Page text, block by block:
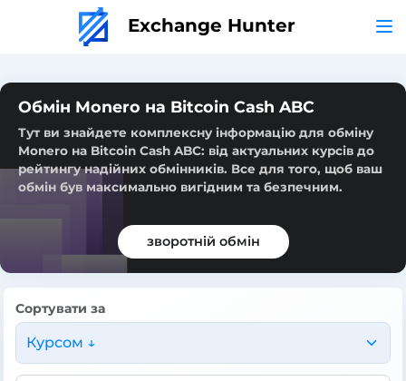
Exchange Hunter
Обмін Monero на Bitcoin Cash ABC
Тут ви знайдете комплексну інформацію для обміну
Monero на Bitcoin Cash ABC: від актуальних курсів до
рейтингу надійних обмінників. Все для того, щоб ваш
обмін був максимально вигідним та безпечним.
зворотній обмін
Сортувати за
Курсом ↓